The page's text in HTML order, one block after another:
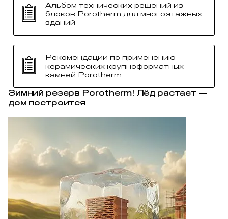
Альбом технических решений из
блоков Porotherm для многоэтажных
зданий
Рекомендации по применению
керамических крупноформатных
камней Porotherm
Зимний резерв Porotherm! Лёд растает —
дом построится